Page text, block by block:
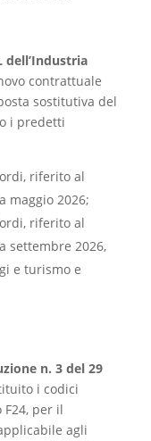
dell’Industria
contrattuale
sostitutiva del
i predetti
riferito al
maggio 2026;
riferito al
settembre 2026,
e turismo e
n. 3 del 29
i codici
per il
agli